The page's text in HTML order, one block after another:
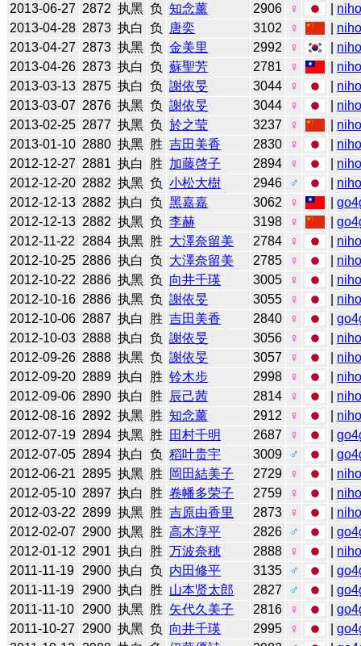
2013-06-27 2872 执黑 负 知念薰 2906 ♀
2013-04-28 2873 执白 负 唐奕 3102 ♀
2013-04-27 2873 执黑 负 金美里 2992 ♀
2013-04-26 2873 执白 负 蘇聖芳 2781 ♀
2013-03-13 2875 执白 负 謝依旻 3044 ♀
2013-03-07 2876 执黑 负 謝依旻 3044 ♀
2013-02-25 2877 执黑 负 於之莹 3237 ♀
2013-01-10 2880 执黑 胜 吉田美香 2830 ♀
2012-12-27 2881 执白 胜 加藤啓子 2894 ♀
2012-12-20 2882 执黑 负 小松大樹 2946 ♂
2012-12-13 2882 执白 负 黑嘉嘉 3062 ♀ |
2012-12-13 2882 执黑 负 李赫 3198 ♀ |
2012-11-22
2884 执黑 胜 大澤奈留美 2784 ♀
2012-10-25 2886 执白 负 大澤奈留美 2785 ♀
2012-10-22 2886 执黑 负 向井千瑛 3005 ♀
2012-10-16 2886 执黑 负 謝依旻 3055 ♀
2012-10-06 2887 执白 胜 吉田美香 2840 ♀ |
2012-10-03 2888 执白 负 謝依旻 3056 ♀
2012-09-26 2888 执黑 负 謝依旻 3057 ♀
2012-09-20 2889 执白 胜 铃木步 2998 ♀
2012-09-06 2890 执白 胜 辰己茜 2814 ♀
2012-08-16 2892 执黑 胜 知念薰 2912 ♀
2012-07-19 2894 执黑 胜 田村千明 2687 ♀ |
2012-07-05 2894 执白 负 稻叶贵宇 3009 ♂ |
2012-06-21 2895 执黑 胜 岡田結美子 2729 ♀
2012-05-10 2897 执白 胜 卷幡多荣子 2759 ♀
2012-03-22 2899 执黑 胜 吉原由香里 2873 ♀
2012-02-07 2900 执黑 胜 高木淳平 2826 ♂ |
2012-01-12 2901 执白 胜 万波奈穂 2888 ♀
2011-11-19
2900 执白 负 内田修平 3135 ♂ |
2011-11-19
2900 执白 胜 山本贤太郎 2827 ♂ |
2011-11-10
2900 执黑 胜 矢代久美子 2816 ♀ |
2011-10-27
2900 执黑 负 向井千瑛 2995 ♀ |